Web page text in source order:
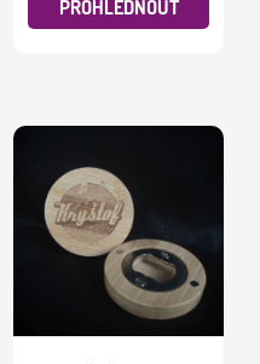
PROHLÉDNOUT